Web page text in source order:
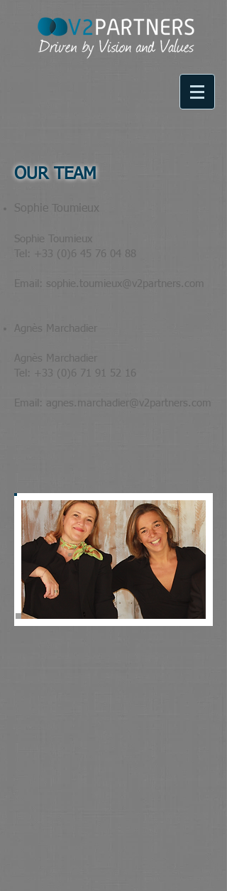
OUR TEAM
Sophie Toumieux
Sophie Toumieux
Tel: +33 (0)6 45 76 04 88
Email: sophie.toumieux@v2partners.com
Agnès Marchadier
Agnès Marchadier
Tel: +33 (0)6 71 91 52 16
Email: agnes.marchadier@v2partners.com​